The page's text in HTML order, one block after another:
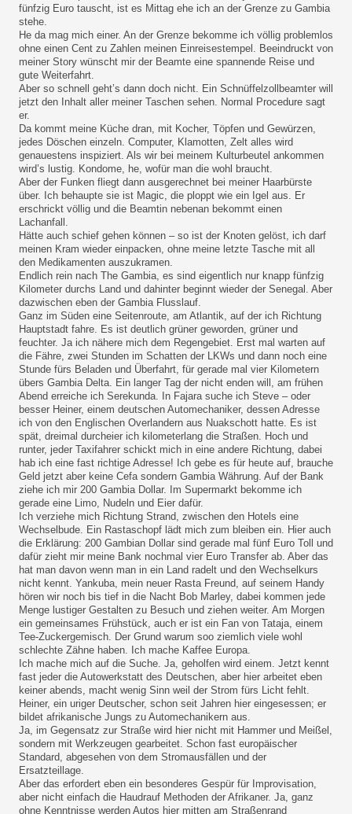
fünfzig Euro tauscht, ist es Mittag ehe ich an der Grenze zu Gambia
stehe.
He da mag mich einer. An der Grenze bekomme ich völlig problemlos
ohne einen Cent zu Zahlen meinen Einreisestempel. Beeindruckt von
meiner Story wünscht mir der Beamte eine spannende Reise und
gute Weiterfahrt.
Aber so schnell geht’s dann doch nicht. Ein Schnüffelzollbeamter will
jetzt den Inhalt aller meiner Taschen sehen. Normal Procedure sagt
er.
Da kommt meine Küche dran, mit Kocher, Töpfen und Gewürzen,
jedes Döschen einzeln. Computer, Klamotten, Zelt alles wird
genauestens inspiziert. Als wir bei meinem Kulturbeutel ankommen
wird’s lustig. Kondome, he, wofür man die wohl braucht.
Aber der Funken fliegt dann ausgerechnet bei meiner Haarbürste
über. Ich behaupte sie ist Magic, die ploppt wie ein Igel aus. Er
erschrickt völlig und die Beamtin nebenan bekommt einen
Lachanfall.
Hätte auch schief gehen können – so ist der Knoten gelöst, ich darf
meinen Kram wieder einpacken, ohne meine letzte Tasche mit all
den Medikamenten auszukramen.
Endlich rein nach The Gambia, es sind eigentlich nur knapp fünfzig
Kilometer durchs Land und dahinter beginnt wieder der Senegal. Aber
dazwischen eben der Gambia Flusslauf.
Ganz im Süden eine Seitenroute, am Atlantik, auf der ich Richtung
Hauptstadt fahre. Es ist deutlich grüner geworden, grüner und
feuchter. Ja ich nähere mich dem Regengebiet. Erst mal warten auf
die Fähre, zwei Stunden im Schatten der LKWs und dann noch eine
Stunde fürs Beladen und Überfahrt, für gerade mal vier Kilometern
übers Gambia Delta. Ein langer Tag der nicht enden will, am frühen
Abend erreiche ich Serekunda. In Fajara suche ich Steve – oder
besser Heiner, einem deutschen Automechaniker, dessen Adresse
ich von den Englischen Overlandern aus Nuakschott hatte. Es ist
spät, dreimal durcheier ich kilometerlang die Straßen. Hoch und
runter, jeder Taxifahrer schickt mich in eine andere Richtung, dabei
hab ich eine fast richtige Adresse! Ich gebe es für heute auf, brauche
Geld jetzt aber keine Cefa sondern Gambia Währung. Auf der Bank
ziehe ich mir 200 Gambia Dollar. Im Supermarkt bekomme ich
gerade eine Limo, Nudeln und Eier dafür.
Ich verziehe mich Richtung Strand, zwischen den Hotels eine
Wechselbude. Ein Rastaschopf lädt mich zum bleiben ein. Hier auch
die Erklärung: 200 Gambian Dollar sind gerade mal fünf Euro Toll und
dafür zieht mir meine Bank nochmal vier Euro Transfer ab. Aber das
hat man davon wenn man in ein Land radelt und den Wechselkurs
nicht kennt. Yankuba, mein neuer Rasta Freund, auf seinem Handy
hören wir noch bis tief in die Nacht Bob Marley, dabei kommen jede
Menge lustiger Gestalten zu Besuch und ziehen weiter. Am Morgen
ein gemeinsames Frühstück, auch er ist ein Fan von Tataja, einem
Tee-Zuckergemisch. Der Grund warum soo ziemlich viele wohl
schlechte Zähne haben. Ich mache Kaffee Europa.
Ich mache mich auf die Suche. Ja, geholfen wird einem. Jetzt kennt
fast jeder die Autowerkstatt des Deutschen, aber hier arbeitet eben
keiner abends, macht wenig Sinn weil der Strom fürs Licht fehlt.
Heiner, ein uriger Deutscher, schon seit Jahren hier eingesessen; er
bildet afrikanische Jungs zu Automechanikern aus.
Ja, im Gegensatz zur Straße wird hier nicht mit Hammer und Meißel,
sondern mit Werkzeugen gearbeitet. Schon fast europäischer
Standard, abgesehen von dem Stromausfällen und der
Ersatzteillage.
Aber das erfordert eben ein besonderes Gespür für Improvisation,
aber nicht einfach die Haudrauf Methoden der Afrikaner. Ja, ganz
ohne Kenntnisse werden Autos hier mitten am Straßenrand